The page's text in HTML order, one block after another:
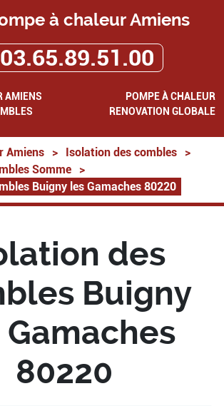
à chaleur Amiens
AMIENS
POMPE À CHALEUR
RENOVATION GLOBALE
Amiens > Isolation des combles
>
Somme
>
Buigny les Gamaches 80220
des
Buigny
80220